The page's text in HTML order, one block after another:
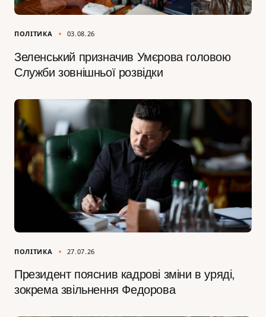
ПОЛІТИКА 03.08.26
Зеленський призначив Умєрова головою
Служби зовнішньої розвідки
ПОЛІТИКА 27.07.26
Президент пояснив кадрові зміни в уряді,
зокрема звільнення Федорова